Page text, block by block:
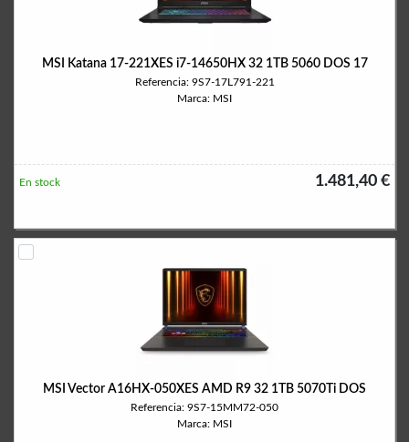
MSI Katana 17-221XES i7-14650HX 32 1TB 5060 DOS 17
Referencia: 9S7-17L791-221
Marca: MSI
1.481,40 €
En stock
MSI Vector A16HX-050XES AMD R9 32 1TB 5070Ti DOS
Referencia: 9S7-15MM72-050
Marca: MSI